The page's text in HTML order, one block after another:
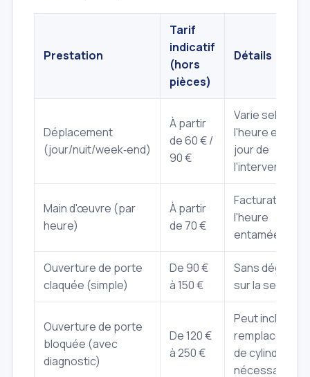
Prestation
Tarif
indicatif
(hors
pièces)
Détails
Déplacement
(jour/nuit/week‑end)
À partir
de 60 € /
90 €
Varie selon
l'heure et le
jour de
l'intervention.
Main d'œuvre (par
heure)
À partir
de 70 €
Facturation à
l'heure
entamée.
Ouverture de porte
claquée (simple)
De 90 €
à 150 €
Sans dégât
sur la serrure.
Ouverture de porte
bloquée (avec
diagnostic)
De 120 €
à 250 €
Peut inclure un
remplacement
de cylindre si
nécessaire.